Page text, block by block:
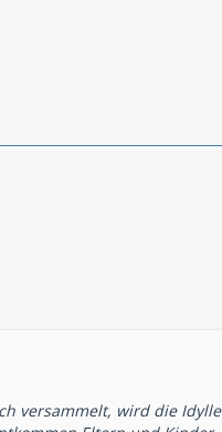
versammelt, wird die Idylle